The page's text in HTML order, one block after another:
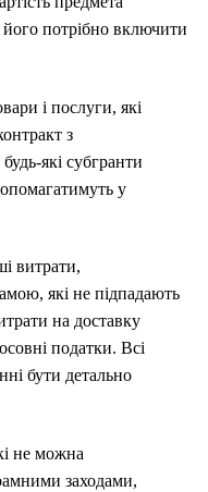
потрібно включити
і послуги, які
з
які субгранти
у
витрати,
які не підпадають
на доставку
податки. Всі
бути детально
не можна
заходами,